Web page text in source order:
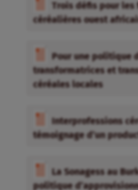
Trois défis pour
céréalières ouest
Pour une politique
transformatrices et
céréales locales
Interprofessions
témoignage d’un
La Sonagess au
politique